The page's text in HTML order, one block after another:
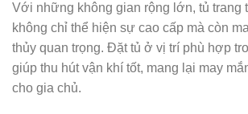
Với những không gian rộng lớn, tủ trang
không chỉ thể hiện sự cao cấp mà còn
thủy quan trọng. Đặt tủ ở vị trí phù hợp
giúp thu hút vận khí tốt, mang lại may
cho gia chủ.